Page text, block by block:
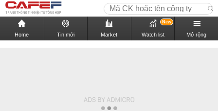
Home Tin mới Market Watch list
New
Mở rộng